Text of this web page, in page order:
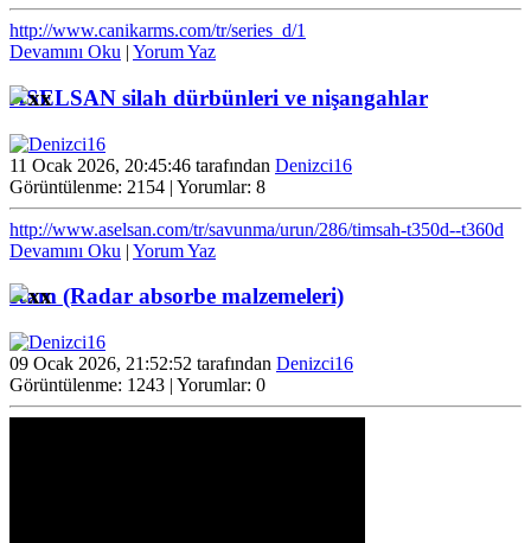
http://www.canikarms.com/tr/series_d/1
Devamını Oku | Yorum Yaz
ASELSAN silah dürbünleri ve nişangahlar
11 Ocak 2026, 20:45:46 tarafından Denizci16
Görüntülenme: 2154 | Yorumlar: 8
http://www.aselsan.com/tr/savunma/urun/286/timsah-t350d--t360d
Devamını Oku | Yorum Yaz
Ram (Radar absorbe malzemeleri)
09 Ocak 2026, 21:52:52 tarafından Denizci16
Görüntülenme: 1243 | Yorumlar: 0